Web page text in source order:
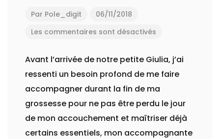
Par Pole_digit
06/11/2018
Les commentaires sont désactivés
Avant l’arrivée de notre petite Giulia, j’ai
ressenti un besoin profond de me faire
accompagner durant la fin de ma
grossesse pour ne pas être perdu le jour
de mon accouchement et maîtriser déjà
certains essentiels, mon accompagnante